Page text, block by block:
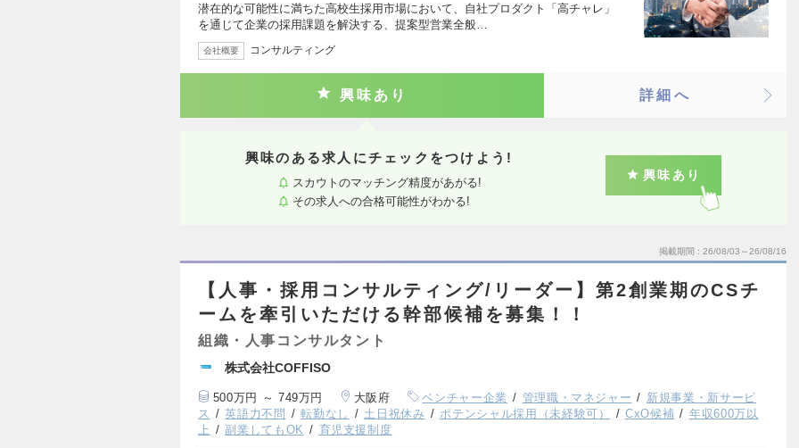
潜在的な可能性に満ちた高校生採用市場において、自社プロダクト「高チャレ」
を通じて企業の採用課題を解決する、提案型営業全般…
会社概要 コンサルティング
興味あり 詳細へ
興味のある求人にチェックをつけよう!
スカウトのマッチング精度があがる!
その求人への合格可能性がわかる!
興味あり
掲載期間 26/08/03～26/08/16
【人事・採用コンサルティング/リーダー】第2創業期のCSチ
ームを牽引いただける幹部候補を募集！！
組織・人事コンサルタント
株式会社COFFISO
500万円 ～ 749万円 大阪府 ベンチャー企業 管理職・マネジャー
新規事業・新サービ
ス
英語力不問 転勤なし 土日祝休み ポテンシャル採用（未経験可） CxO候補
年収600万以
上
副業してもOK 育児支援制度